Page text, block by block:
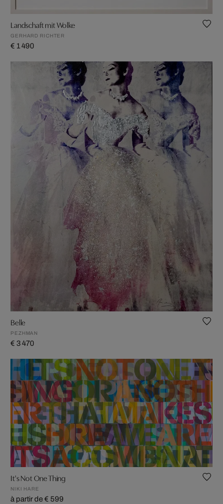
Landschaft mit Wolke
GERHARD RICHTER
€ 1 490
Belle
PEZHMAN
€ 3 470
It's Not One Thing
NIKI HARE
à partir de € 599